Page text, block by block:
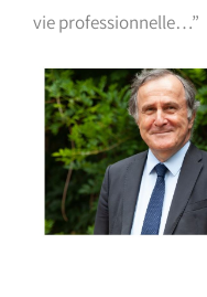
vie professionnelle…”